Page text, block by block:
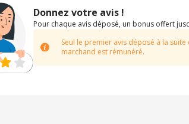
Donnez votre avis !
Pour chaque avis déposé, un bonus offert
Seul le premier avis déposé à la suite
marchand est rémunéré.